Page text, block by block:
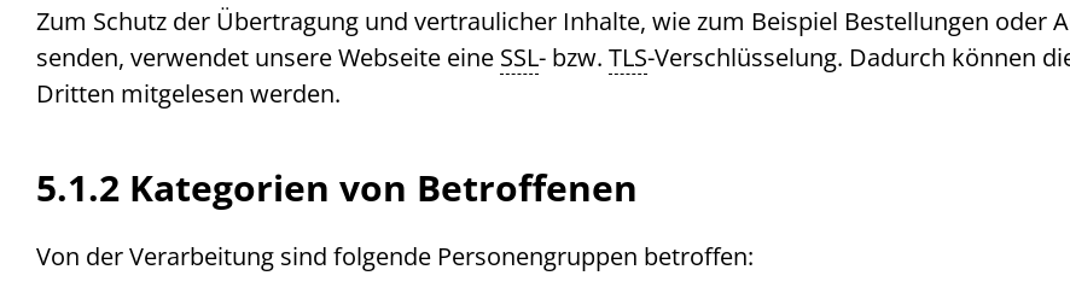
Zum Schutz der Übertragung und vertraulicher Inhalte, wie zum Beispiel Bestellungen oder
senden, verwendet unsereWebseite eine SSL- bzw. TLS-Verschlüsselung. Dadurch können
Dritten mitgelesen werden.
5.1.2 Kategorien von Betroffenen
Von der Verarbeitung sind folgende Personengruppen betroffen: